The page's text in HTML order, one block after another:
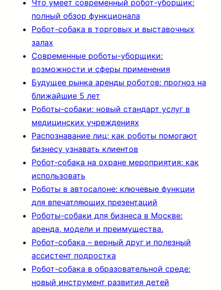
Что умеет современный робот-уборщик:
полный обзор функционала
Робот-собака в торговых и выставочных
залах
Современные роботы-уборщики:
возможности и сферы применения
Будущее рынка аренды роботов: прогноз на
ближайшие 5 лет
Роботы-собаки: новый стандарт услуг в
медицинских учреждениях
Распознавание лиц: как роботы помогают
бизнесу узнавать клиентов
Робот‑собака на охране мероприятия: как
использовать
Роботы в автосалоне: ключевые функции
для впечатляющих презентаций
Роботы-собаки для бизнеса в Москве:
аренда, модели и преимущества.
Робот-собака – верный друг и полезный
ассистент подростка
Робот-собака в образовательной среде:
новый инструмент развития детей